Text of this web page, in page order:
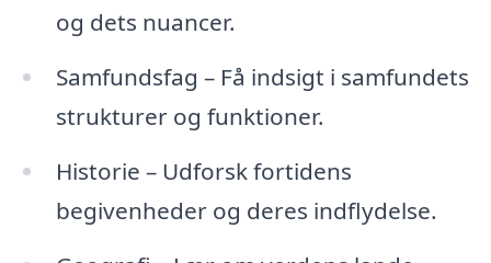
og dets nuancer.
Samfundsfag – Få indsigt i samfundets
strukturer og funktioner.
Historie – Udforsk fortidens
begivenheder og deres indflydelse.